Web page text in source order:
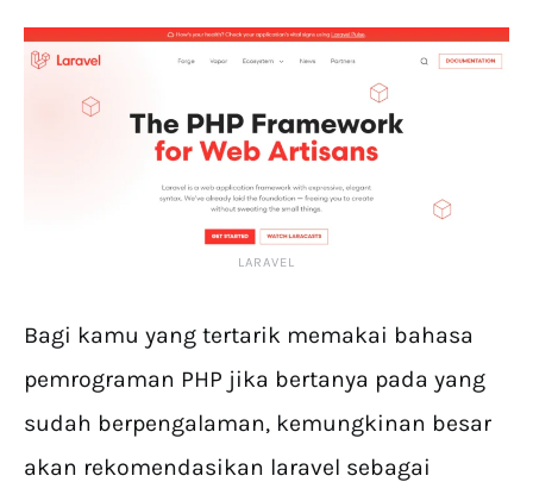
LARAVEL
Bagi kamu yang tertarik memakai bahasa
pemrograman PHP jika bertanya pada yang
sudah berpengalaman, kemungkinan besar
akan rekomendasikan laravel sebagai